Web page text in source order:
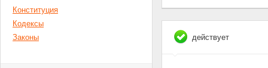
Конституция
Кодексы
Законы
действует